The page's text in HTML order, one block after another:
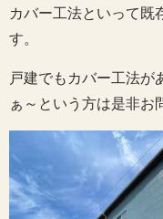
カバー工法といって既
す。
戸建でもカバー工法が
ぁ～という方は是非お